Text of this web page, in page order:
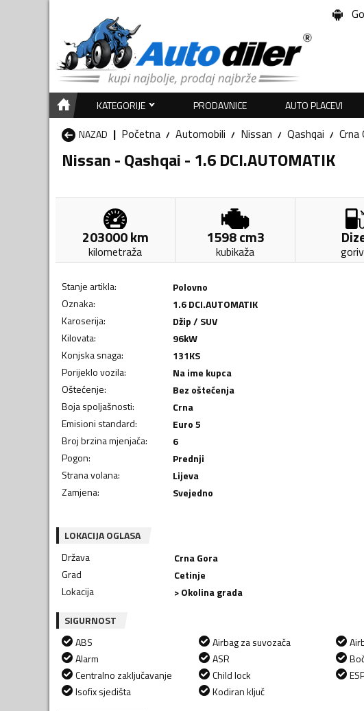
KATEGORIJE PRODAVNICE AUTO PLACEVI
NAZAD
Početna Automobili Nissan Qashqai Crna
Nissan - Qashqai - 1.6 DCI.AUTOMATIK
203000km
kilometraža
1598cm3
kubikaža
Stanje artikla:
Polovno
Oznaka:
1.6 DCI.AUTOMATIK
Karoserija:
Džip / SUV
Kilovata: 96kW
Konjska snaga: 131KS
Porijeklo vozila:
Na ime kupca
Oštećenje:
Bez oštećenja
Boja spoljašnosti:
Crna
Emisioni standard:
Euro 5
Broj brzina mjenjača:
6
Pogon:
Prednji
Strana volana:
Lijeva
Zamjena: Svejedno
LOKACIJA OGLASA
Država
Crna Gora
Grad
Cetinje
Lokacija
> Okolina grada
SIGURNOST
ABS
Alarm
Centralno zaključavanje
Isofix sjedišta
Airbag za suvozača
ASR
Child lock
Kodiran ključ